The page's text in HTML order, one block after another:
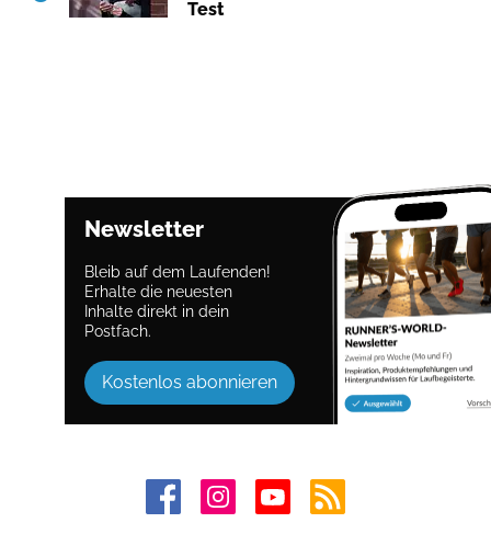
Test
Newsletter
Bleib auf dem Laufenden!
Erhalte die neuesten
Inhalte direkt in dein
Postfach.
Kostenlos abonnieren